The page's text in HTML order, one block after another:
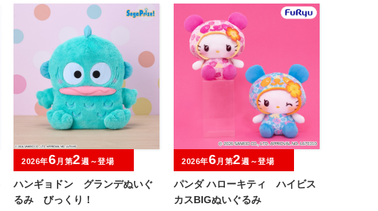
ハンギョドン グランデぬいぐ
るみ びっくり！
2026年6 月第2週～登場
パンダ ハローキティ ハイビス
カスBIGぬいぐるみ
2026年6 月第2週～登場